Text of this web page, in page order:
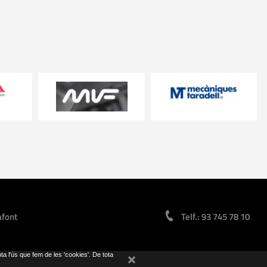
l'ús que fem de les 'cookies'. De tota
Telf.: 93 745 78 10